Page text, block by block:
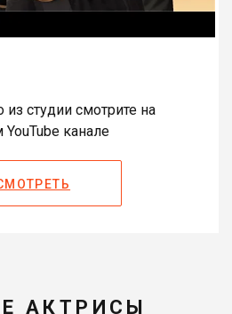
студии смотрите на
канале
АКТРИСЫ